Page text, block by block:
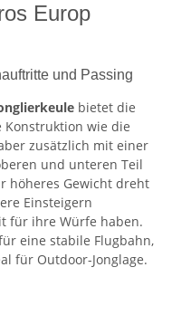
Europ
und Passing
bietet die
wie die
zusätzlich mit einer
und unteren Teil
höheres Gewicht dreht
Einsteigern
für ihre Würfe haben.
eine stabile Flugbahn,
für Outdoor-Jonglage.